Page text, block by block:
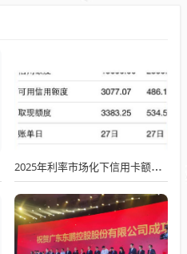
2025年利率市场化下信用卡额度管理新逻辑：科学提额与信用价值深度解析